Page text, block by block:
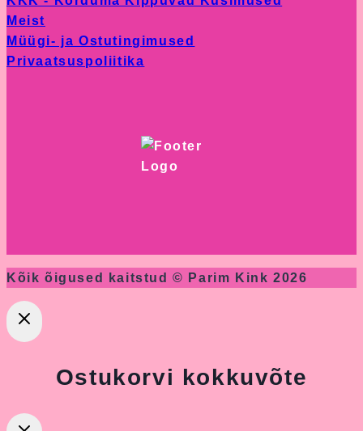
product
Meist
Müügi- ja Ostutingimused
Privaatsuspoliitika
Kõik õigused kaitstud © Parim Kink 2026
Ostukorvi kokkuvõte